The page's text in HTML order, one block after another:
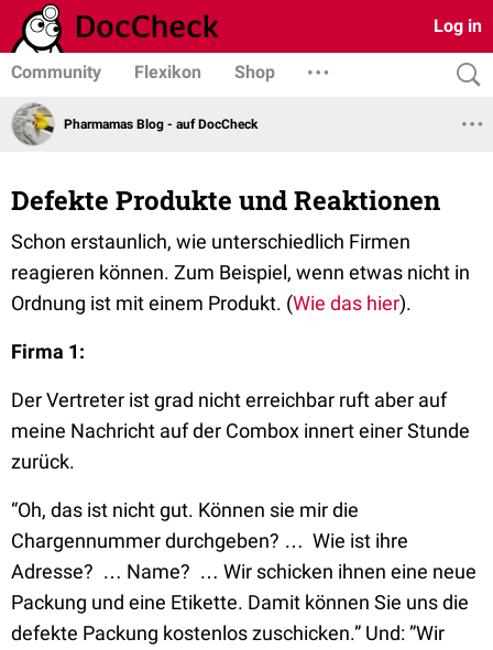
Log in
Community Flexikon Shop
Pharmamas Blog - auf DocCheck
Defekte Produkte und Reaktionen
Schon erstaunlich, wie unterschiedlich Firmen
reagieren können. Zum Beispiel, wenn etwas nicht in
Ordnung ist mit einem Produkt. (Wie das hier).
Firma 1:
Der Vertreter ist grad nicht erreichbar ruft aber auf
meine Nachricht auf der Combox innert einer Stunde
zurück.
“Oh, das ist nicht gut. Können sie mir die
Chargennummer durchgeben? … Wie ist ihre
Adresse? … Name? … Wir schicken ihnen eine neue
Packung und eine Etikette. Damit können Sie uns die
defekte Packung kostenlos zuschicken.” Und:”Wir